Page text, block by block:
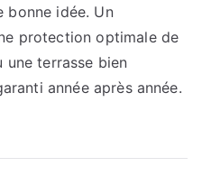
bonne idée. Un
protection optimale de
une terrasse bien
année après année.